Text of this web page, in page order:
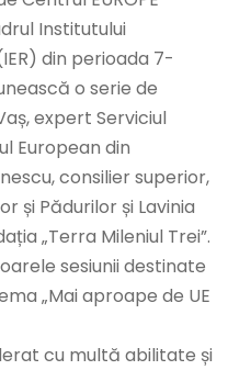
Institutului
din perioada 7-
o serie de
expert Serviciul
European din
consilier superior,
și Pădurilor și Lavinia
„Terra Mileniul Trei”.
sesiunii destinate
„Mai aproape de UE
cu multă abilitate și